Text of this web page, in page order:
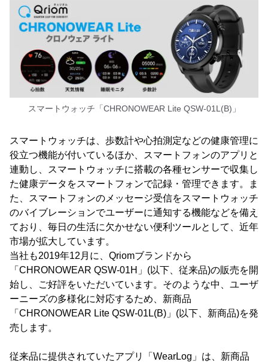
スマートウォッチ「CHRONOWEAR Lite QSW-01L(B)」
スマートウォッチは、歩数計や心拍測定などの健康管理に
役立つ機能が付いているほか、スマートフォンのアプリと
連動し、スマートウォッチに搭載の各種センサーで収集し
た健康データをスマートフォンで記録・管理できます。ま
た、スマートフォンのメッセージ受信をスマートウォッチ
のバイブレーションでユーザーに通知する機能などを備え
ており、毎日の生活に欠かせない便利ツールとして、近年
市場が拡大しています。
当社も2019年12月に、Qriomブランドから
「CHRONOWEAR QSW-01H」(以下、従来品)の販売を開
始し、ご好評をいただいています。そのような中、ユーザ
ーニーズの多様化に対応するため、新商品
「CHRONOWEAR Lite QSW-01L(B)」(以下、新商品)を発
売します。
従来品に提供されていたアプリ「WearLog」は、新商品